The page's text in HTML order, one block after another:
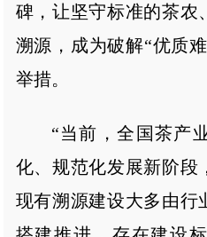
碑，让坚守标准的茶农
溯源，成为破解“优质
举措。
“当前，全国茶产
化、规范化发展新阶段
现有溯源建设大多由行